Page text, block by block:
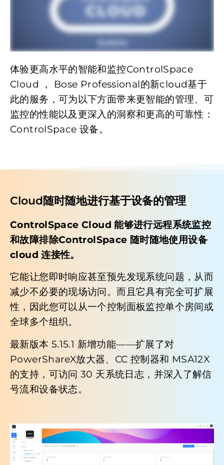
体验更高水平的智能和监控ControlSpace
Cloud ， Bose Professional的新cloud基于
此的服务，可为以下方面带来更智能的管理、可
监控的性能以及更深入的洞察和更高的可靠性：
ControlSpace 设备。
Cloud随时随地进行基于设备的管理
ControlSpace Cloud 能够进行远程系统监控
和故障排除ControlSpace 随时随地使用设备
cloud 连接性。
它能让您即时响应甚至预先发现系统问题，从而
减少不必要的现场访问。而且它具有完全可扩展
性，因此您可以从一个控制面板监控单个房间或
全球多个组织。
最新版本 5.15.1 新增功能——扩展了对
PowerShareX放大器、CC 控制器和 MSA12X
的支持，可访问 30 天系统日志，并深入了解信
号流和设备状态。